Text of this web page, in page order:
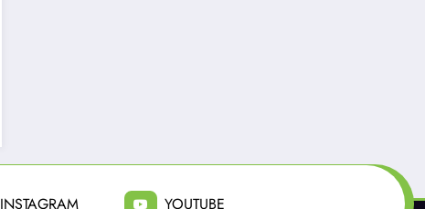
INSTAGRAM YOUTUBE